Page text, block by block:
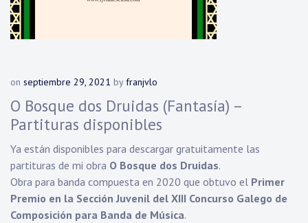
on septiembre 29, 2021 byfranjvlo
O Bosque dos Druidas (Fantasía) –
Partituras disponibles
Ya están disponibles para descargar gratuitamente las
partituras de mi obra O Bosque dos Druidas.
Obra para banda compuesta en 2020 que obtuvo el Primer
Premio en la Sección Juvenil del XIII Concurso Galego de
Composición para Banda de Música.